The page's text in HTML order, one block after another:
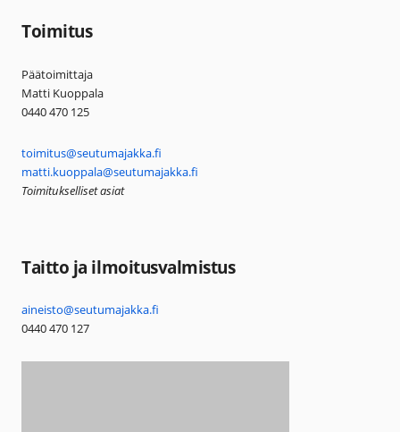
Toimitus
Päätoimittaja
Matti Kuoppala
0440 470 125
toimitus@seutumajakka.fi
matti.kuoppala@seutumajakka.fi
Toimitukselliset asiat
Taitto ja ilmoitusvalmistus
aineisto@seutumajakka.fi
0440 470 127